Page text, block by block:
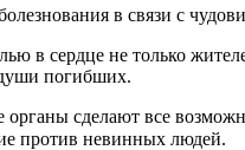
в связи с
в сердце не только
погибших.
органы сделают все
против невинных людей.